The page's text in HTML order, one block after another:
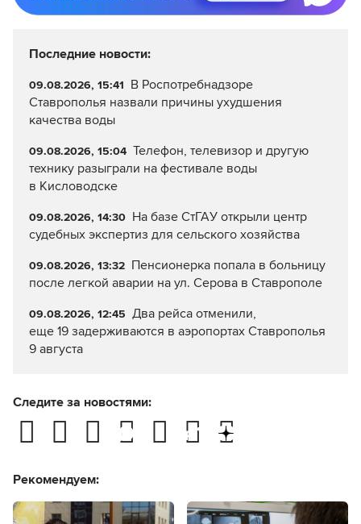
Последние новости:
09.08.2026, 15:41 В Роспотребнадзоре
Ставрополья назвали причины ухудшения
качества воды
09.08.2026, 15:04 Телефон, телевизор и другую
технику разыграли на фестивале воды
в Кисловодске
09.08.2026, 14:30 На базе СтГАУ открыли центр
судебных экспертиз для сельского хозяйства
09.08.2026, 13:32 Пенсионерка попала в больницу
после легкой аварии на ул. Серова в Ставрополе
09.08.2026, 12:45 Два рейса отменили,
еще 19 задерживаются в аэропортах Ставрополья
9 августа
Следите за новостями:
Рекомендуем: